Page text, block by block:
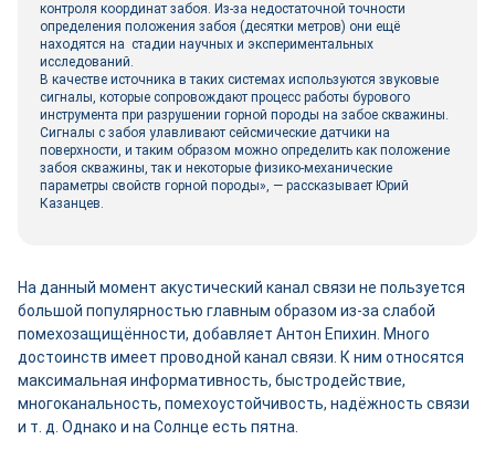
контроля координат забоя. Из-за недостаточной точности
определения положения забоя (десятки метров) они ещё
находятся на стадии научных и экспериментальных
исследований.
В качестве источника в таких системах используются звуковые
сигналы, которые сопровождают процесс работы бурового
инструмента при разрушении горной породы на забое скважины.
Сигналы с забоя улавливают сейсмические датчики на
поверхности, и таким образом можно определить как положение
забоя скважины, так и некоторые физико-механические
параметры свойств горной породы», — рассказывает Юрий
Казанцев.
На данный момент акустический канал связи не пользуется
большой популярностью главным образом из-за слабой
помехозащищённости, добавляет Антон Епихин. Много
достоинств имеет проводной канал связи. К ним относятся
максимальная информативность, быстродействие,
многоканальность, помехоустойчивость, надёжность связи
и т. д. Однако и на Солнце есть пятна.